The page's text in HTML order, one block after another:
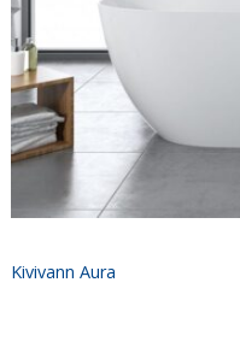
Kivivann Aura